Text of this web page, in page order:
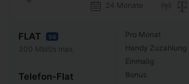
24 Monate
FLAT 5G
300 Mbit/s max.
Telefon-Flat
Pro Monat
Handy Zuzahlung
Einmalig
Bonus